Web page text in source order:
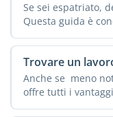
Se sei espatriato,
Questa guida è
Trovare un
Anche se meno
offre tutti i